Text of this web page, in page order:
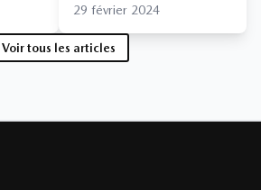
29 février 2024
Voir tous les articles